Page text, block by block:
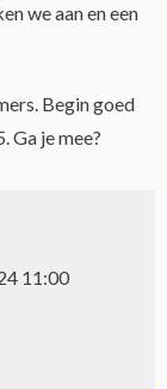
we aan en een
Begin goed
Ga je mee?
11:00